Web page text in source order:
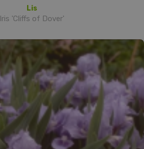
Lis
Iris 'Cliffs of Dover'